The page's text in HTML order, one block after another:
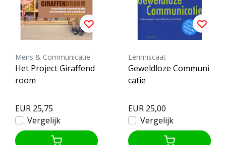
Mens & Communicatie
Het Project Giraffend
room
EUR 25,75
Vergelijk
Lemniscaat
Geweldloze Communi
catie
EUR 25,00
Vergelijk